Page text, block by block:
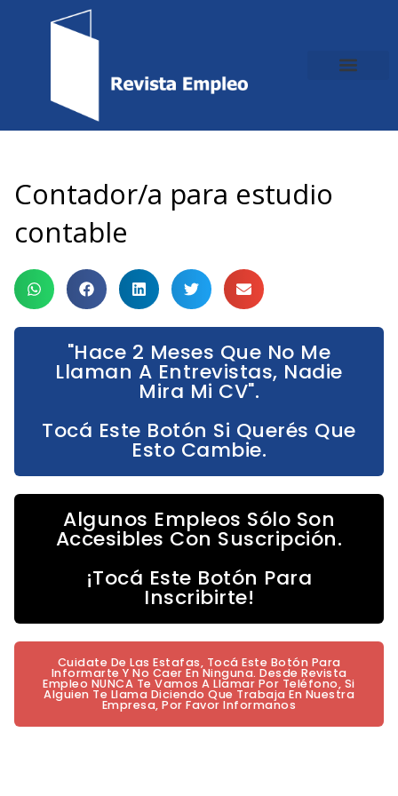
Contador/a para estudio
contable
"Hace 2 Meses Que No Me
Llaman A Entrevistas, Nadie
Mira Mi CV".
Tocá Este Botón Si Querés Que
Esto Cambie.
Algunos Empleos Sólo Son
Accesibles Con Suscripción.
¡Tocá Este Botón Para
Inscribirte!
Cuidate De Las Estafas, Tocá Este Botón Para
Informarte Y No Caer En Ninguna. Desde Revista
Empleo NUNCA Te Vamos A Llamar Por Teléfono, Si
Alguien Te Llama Diciendo Que Trabaja En Nuestra
Empresa, Por Favor Informanos